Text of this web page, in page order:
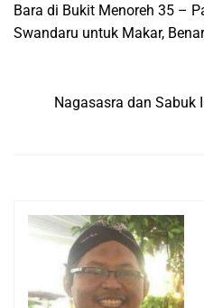
Bara di Bukit Menoreh 35 –
Swandaru untuk Makar,
Nagasasra dan Sabuk